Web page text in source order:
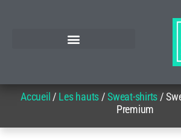
Accueil / Les hauts /Sweat-shirts /
Premium